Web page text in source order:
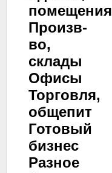
помещения
Произв-
во,
склады
Офисы
Торговля,
общепит
Готовый
бизнес
Разное